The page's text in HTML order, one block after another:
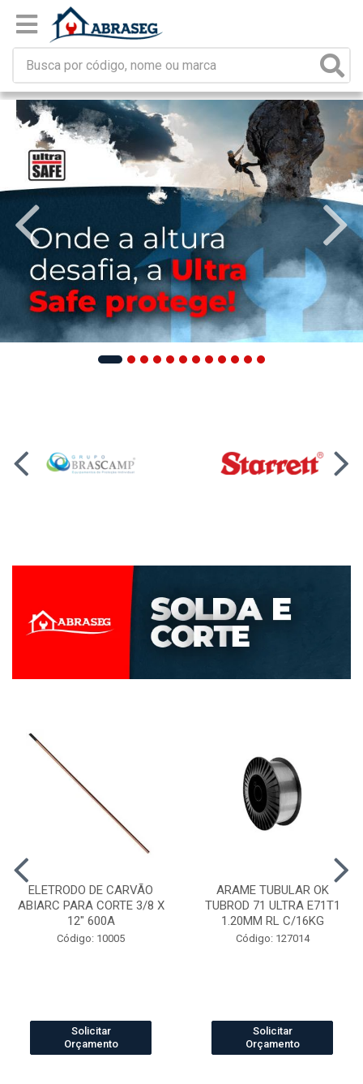
ELETRODO DE CARVÃO
ABIARC PARA CORTE 3/8 X
12" 600A
Código: 10005
Solicitar
Orçamento
ARAME TUBULAR OK
TUBROD 71 ULTRA E71T1
1.20MM RL C/16KG
Código: 127014
Solicitar
Orçamento